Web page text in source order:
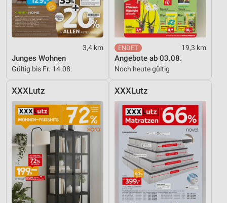
3,4 km
Junges Wohnen
Gültig bis Fr. 14.08.
19,3 km
Angebote ab 03.08.
Noch heute gültig
XXXLutz XXXLutz